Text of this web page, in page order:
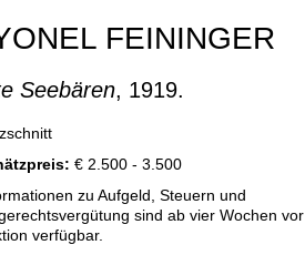
FEININGER
Seebären, 1919.
€ 2.500 - 3.500
zu Aufgeld, Steuern und
sind ab vier Wochen vor
verfügbar.